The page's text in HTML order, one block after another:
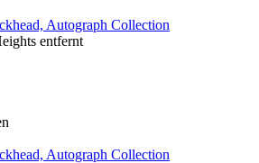
Autograph Collection
entfernt
Autograph Collection